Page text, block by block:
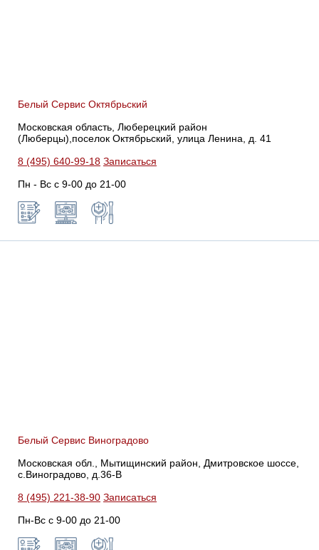
Белый Сервис Октябрьский
Московская область, Люберецкий район
(Люберцы),поселок Октябрьский, улица Ленина, д. 41
8 (495) 640-99-18 Записаться
Пн - Вс с 9-00 до 21-00
Белый Сервис Виноградово
Московская обл., Мытищинский район, Дмитровское шоссе,
с.Виноградово, д.36-В
8 (495) 221-38-90 Записаться
Пн-Вс с 9-00 до 21-00